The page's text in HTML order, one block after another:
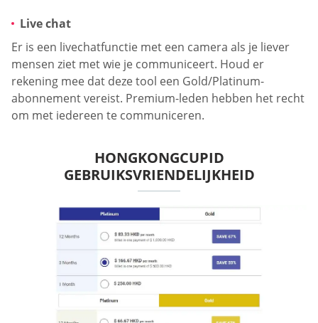
Live chat
Er is een livechatfunctie met een camera als je liever
mensen ziet met wie je communiceert. Houd er
rekening mee dat deze tool een Gold/Platinum-
abonnement vereist. Premium-leden hebben het recht
om met iedereen te communiceren.
HONGKONGCUPID
GEBRUIKSVRIENDELIJKHEID